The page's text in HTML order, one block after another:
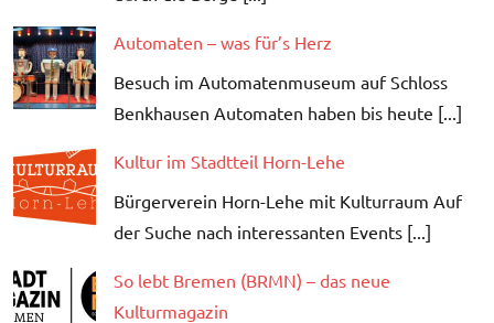
Automaten – was für’s Herz
Besuch im Automatenmuseum auf Schloss
Benkhausen Automaten haben bis heute [...]
Kultur im Stadtteil Horn-Lehe
Bürgerverein Horn-Lehe mit Kulturraum Auf
der Suche nach interessanten Events [...]
So lebt Bremen (BRMN) – das neue
Kulturmagazin